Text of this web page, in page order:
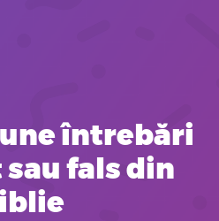
întrebări
fals din